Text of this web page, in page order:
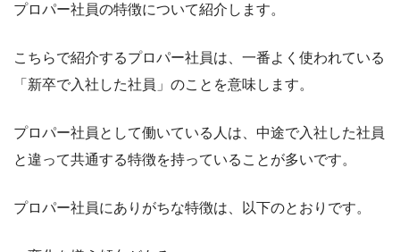
プロパー社員の特徴について紹介します。
こちらで紹介するプロパー社員は、一番よく使われている
「新卒で入社した社員」のことを意味します。
プロパー社員として働いている人は、中途で入社した社員
と違って共通する特徴を持っていることが多いです。
プロパー社員にありがちな特徴は、以下のとおりです。